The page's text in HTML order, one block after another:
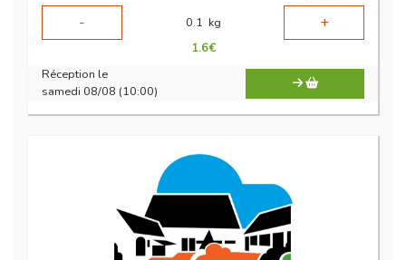
-
0.1 kg +
1.6€
Réception le
samedi 08/08 (10:00)